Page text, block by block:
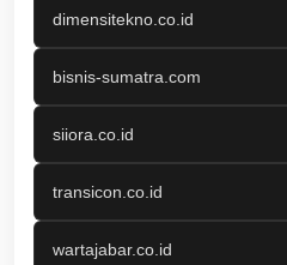
dimensitekno.co.id
bisnis-sumatra.com
siiora.co.id
transicon.co.id
wartajabar.co.id